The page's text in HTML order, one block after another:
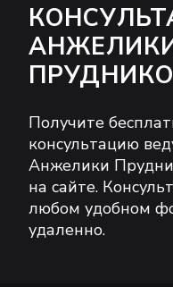
Получите
консультацию
Анжелики
на сайте.
любом удобном
удаленно.